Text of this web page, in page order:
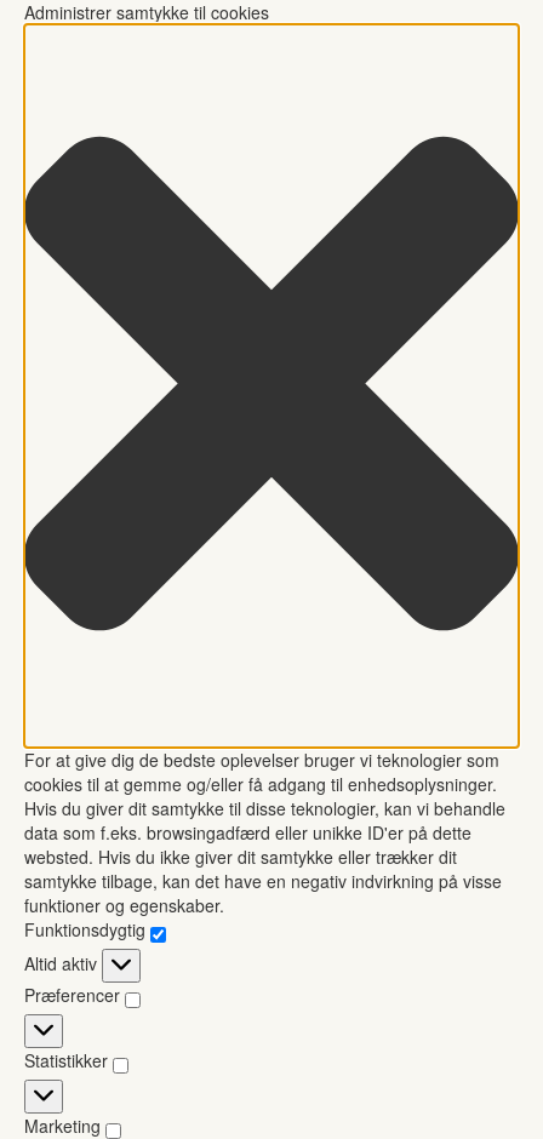
Administrer samtykke til cookies
For at give dig de bedste oplevelser bruger vi teknologier som
cookies til at gemme og/eller få adgang til enhedsoplysninger.
Hvis du giver dit samtykke til disse teknologier, kan vi behandle
data som f.eks. browsingadfærd eller unikke ID'er på dette
websted. Hvis du ikke giver dit samtykke eller trækker dit
samtykke tilbage, kan det have en negativ indvirkning på visse
funktioner og egenskaber.
Funktionsdygtig
Funktionsdygtig
Altid aktiv
Præferencer
Præferencer
Statistikker
Statistikker
Marketing